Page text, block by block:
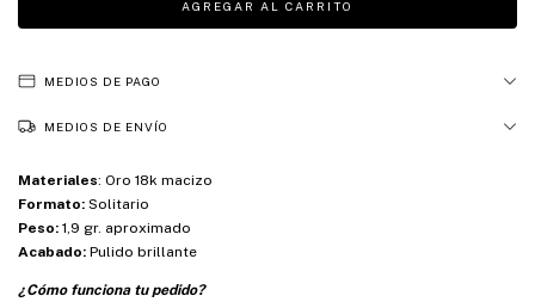
MEDIOS DE PAGO
MEDIOS DE ENVÍO
Materiales: Oro 18k macizo
Formato: Solitario
Peso: 1,9 gr. aproximado
Acabado: Pulido brillante
¿Cómo funciona tu pedido?